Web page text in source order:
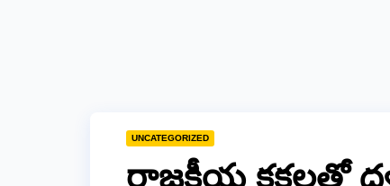
UNCATEGORIZED
రాజకీయ కక్షలతో